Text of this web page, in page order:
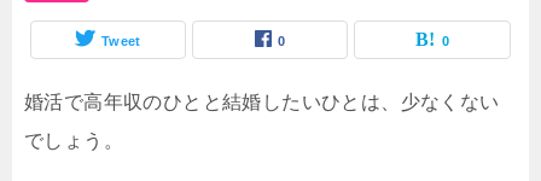
Tweet 0 0
婚活で高年収のひとと結婚したいひとは、少なくない
でしょう。